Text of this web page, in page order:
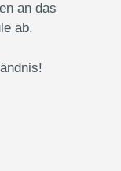
an das
ab.